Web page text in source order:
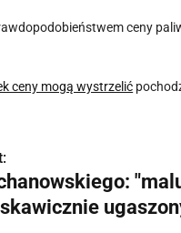
ceny
ceny mogą wystrzelić